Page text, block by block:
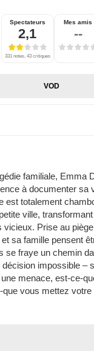
Spectateurs
2,1
331 notes, 43 critiques
Mes amis
--
VOD
familiale, Emma
à documenter sa
est totalement
ville,
Prise au piège
sa famille pensent
se fraye un chemin
impossible –
menace, est-ce-
vous mettez